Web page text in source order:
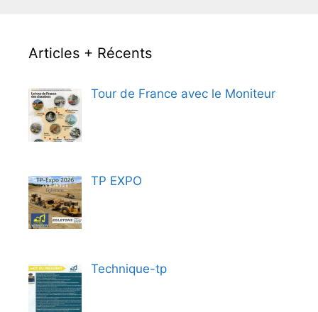
Articles + Récents
Tour de France avec le Moniteur
TP EXPO
Technique-tp